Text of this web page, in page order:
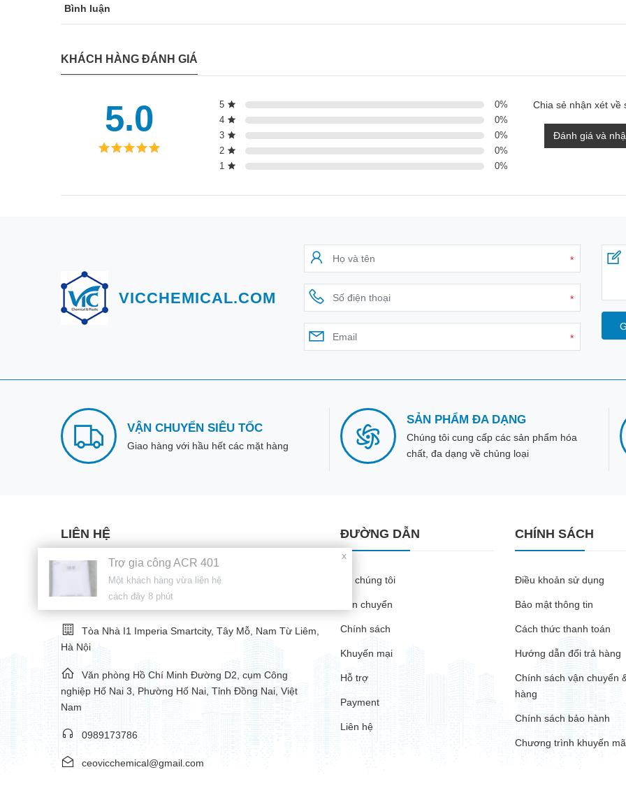
Bình luận
KHÁCH HÀNG ĐÁNH GIÁ
5.0 5 0%
4
0%
3
0%
2
0%
1
0%
Chia sẻ nhận xét về
Đánh giá và
VICCHEMICAL.COM
*
*
*
VẬN CHUYỂN SIÊU TỐC
Giao hàng với hầu hết các mặt hàng
SẢN PHẨM ĐA DẠNG
Chúng tôi cung cấp các sản phẩm hóa
chất, đa dạng về chủng loại
LIÊN HỆ
Công ty TNHH Công Nghệ Và Phát Triển VIC
Việt Nam
Tòa Nhà I1 Imperia Smartcity, Tây Mỗ, Nam Từ Liêm,
Hà Nội
Văn phòng Hồ Chí Minh Đường D2, cụm Công
nghiệp Hố Nai 3, Phường Hố Nai, Tỉnh Đồng Nai, Việt
Nam
0989173786
ceovicchemical@gmail.com
ĐƯỜNG DẪN
Về chúng tôi
Vận chuyển
Chính sách
Khuyến mại
Hỗ trợ
Payment
Liên hệ
CHÍNH SÁCH
Điều khoản sử dụng
Bảo mật thông tin
Cách thức thanh toán
Hướng dẫn đổi trả hàng
Chính sách vận chuyển
hàng
Chính sách bảo hành
Chương trình khuyến
Trợ gia công ACR 401
Một khách hàng vừa liên hệ
cách đây 8 phút
x